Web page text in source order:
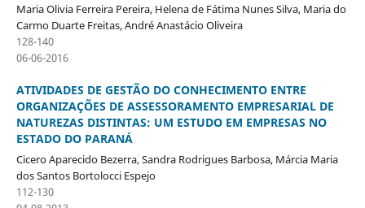
Maria Olivia Ferreira Pereira, Helena de Fátima Nunes Silva, Maria do
Carmo Duarte Freitas, André Anastácio Oliveira
128-140
06-06-2016
ATIVIDADES DE GESTÃO DO CONHECIMENTO ENTRE
ORGANIZAÇÕES DE ASSESSORAMENTO EMPRESARIAL DE
NATUREZAS DISTINTAS: UM ESTUDO EM EMPRESAS NO
ESTADO DO PARANÁ
Cicero Aparecido Bezerra, Sandra Rodrigues Barbosa, Márcia Maria
dos Santos Bortolocci Espejo
112-130